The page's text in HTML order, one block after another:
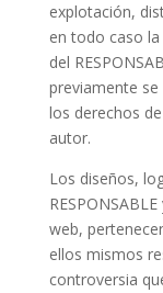
explotación,
en todo caso
del
previamente
los derechos
autor.
Los diseños,
web,
ellos mismos
controversia